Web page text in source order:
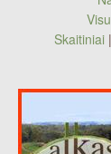
Skaitiniai |